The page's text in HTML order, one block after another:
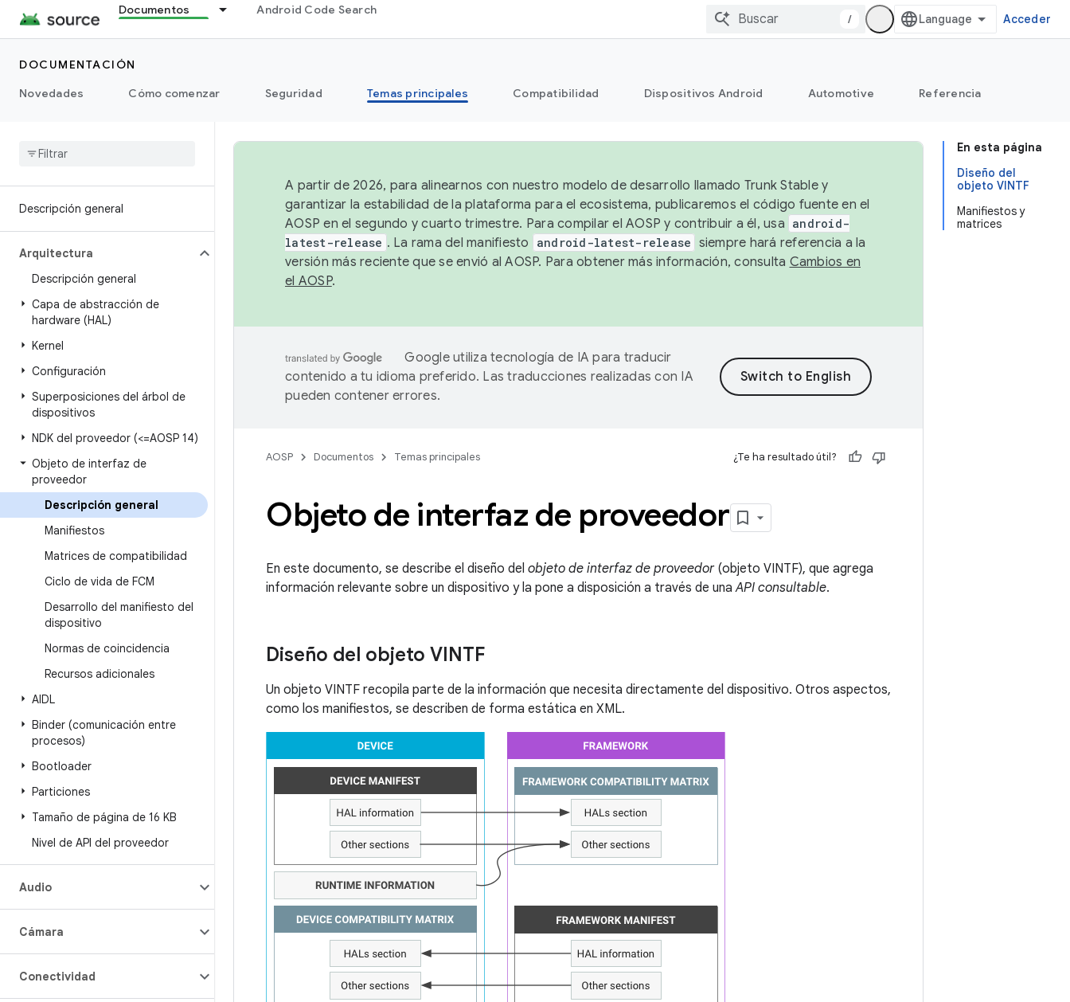
Documentos Android Code Search
/ Acceder
DOCUMENTACIÓN
Novedades
Cómo comenzar Seguridad Temas principales Compatibilidad Dispositivos Android Automotive Referencia
Descripción general
Arquitectura
Descripción general
Capa de abstracción de
hardware (HAL)
Kernel
Configuración
Superposiciones del árbol de
dispositivos
NDK del proveedor (<=AOSP 14)
Objeto de interfaz de
proveedor
Descripción general
Manifiestos
Matrices de compatibilidad
Ciclo de vida de FCM
Desarrollo del manifiesto del
dispositivo
Normas de coincidencia
Recursos adicionales
AIDL
Binder (comunicación entre
procesos)
Bootloader
Particiones
Tamaño de página de 16 KB
Nivel de API del proveedor
Audio
Cámara
Conectividad
En esta página
Diseño del
objeto VINTF
Manifiestos y
matrices
A partir de 2026, para alinearnos con nuestro modelo de desarrollo llamado Trunk Stable y
garantizar la estabilidad de la plataforma para el ecosistema, publicaremos el código fuente en el
AOSP en el segundo y cuarto trimestre. Para compilar el AOSP y contribuir a él, usa android-
latest-release . La rama del manifiesto android-latest-release siempre hará referencia a la
versión más reciente que se envió al AOSP. Para obtener más información, consulta Cambios en
el AOSP.
Google utiliza tecnología de IA para traducir
contenido a tu idioma preferido. Las traducciones realizadas con IA
pueden contener errores.
AOSP Documentos Temas principales ¿Te ha resultado útil?
Objeto de interfaz de proveedor
En este documento, se describe el diseño del objeto de interfaz de proveedor(objeto VINTF), que agrega
información relevante sobre un dispositivo y la pone a disposición a través de unaAPI consultable.
Diseño del objeto VINTF
Un objeto VINTF recopila parte de la información que necesita directamente del dispositivo. Otros aspectos,
como los manifiestos, se describen de forma estática en XML.